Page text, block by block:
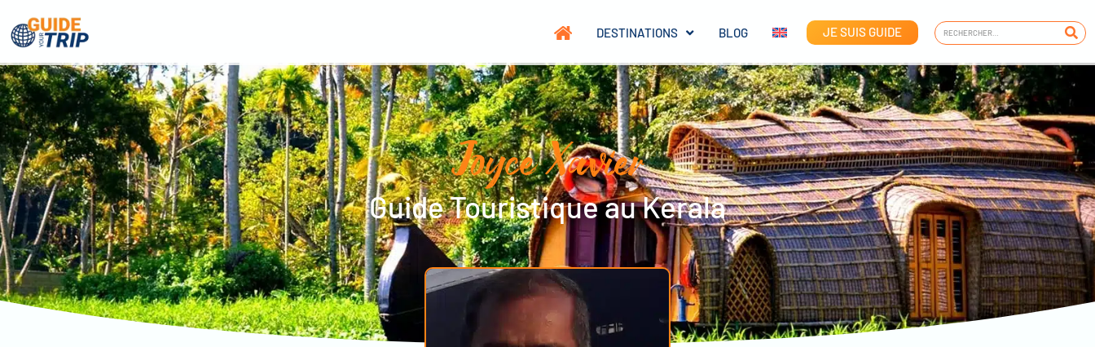
DESTINATIONS BLOG JE SUIS GUIDE
Joyce Xavier
Guide Touristique au Kerala